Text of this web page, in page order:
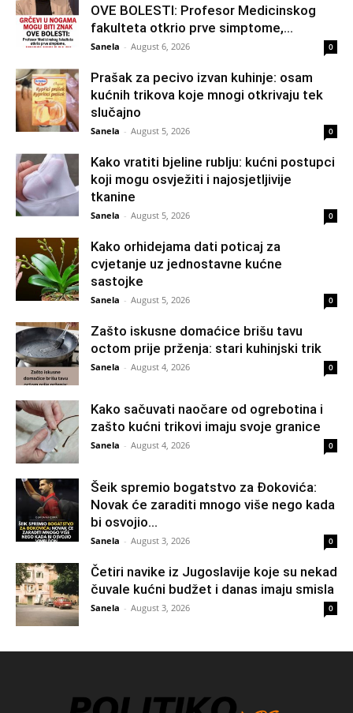
OVE BOLESTI: Profesor Medicinskog
fakulteta otkrio prve simptome,...
Sanela - August 6, 2026 0
Prašak za pecivo izvan kuhinje: osam
kućnih trikova koje mnogi otkrivaju tek
slučajno
Sanela - August 5, 2026 0
Kako vratiti bjeline rublju: kućni postupci
koji mogu osvježiti i najosjetljivije
tkanine
Sanela - August 5, 2026 0
Kako orhidejama dati poticaj za
cvjetanje uz jednostavne kućne
sastojke
Sanela - August 5, 2026 0
Zašto iskusne domaćice brišu tavu
octom prije prženja: stari kuhinjski trik
Sanela - August 4, 2026 0
Kako sačuvati naočare od ogrebotina i
zašto kućni trikovi imaju svoje granice
Sanela - August 4, 2026 0
Šeik spremio bogatstvo za Đokovića:
Novak će zaraditi mnogo više nego kada
bi osvojio...
Sanela - August 3, 2026 0
Četiri navike iz Jugoslavije koje su nekad
čuvale kućni budžet i danas imaju smisla
Sanela - August 3, 2026 0